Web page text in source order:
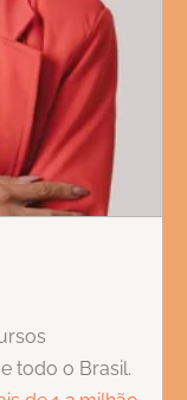
todo o Brasil.